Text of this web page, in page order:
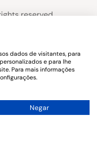
reserved.
dados de visitantes, para
e para lhe
Para mais informações
Negar